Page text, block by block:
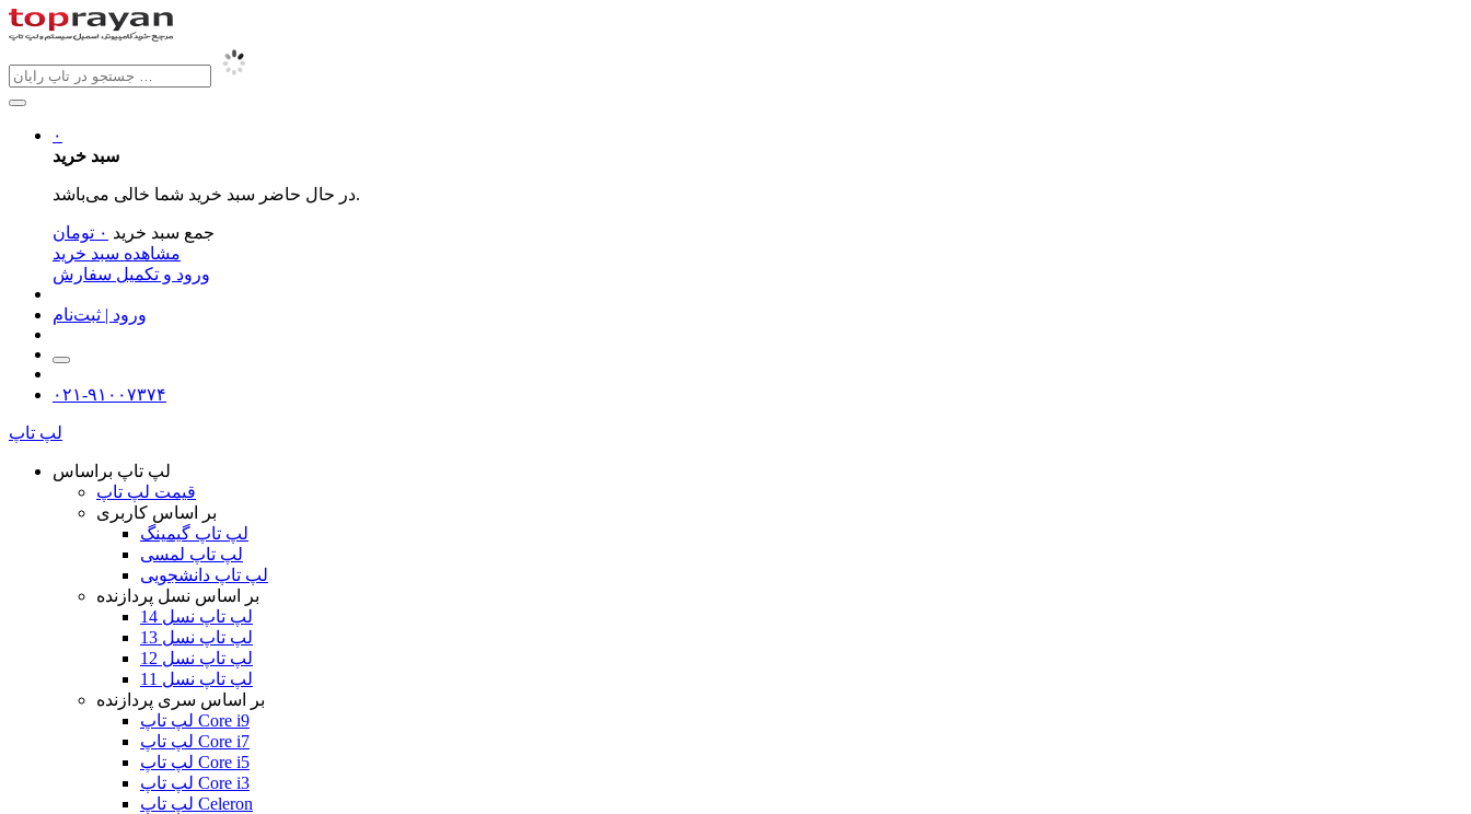
۰
سبد خرید
در حال حاضر سبد خرید شما خالی می‌باشد.
جمع سبد خرید ۰ تومان
مشاهده سبد خرید
ورود و تکمیل سفارش
ورود | ثبت‌نام
۰۲۱-۹۱۰۰۷۳۷۴
لپ تاپ
لپ تاپ براساس
قیمت لپ تاپ
بر اساس کاربری
لپ تاپ گیمینگ
لپ تاپ لمسی
لپ تاپ دانشجویی
بر اساس نسل پردازنده
لپ تاپ نسل 14
لپ تاپ نسل 13
لپ تاپ نسل 12
لپ تاپ نسل 11
بر اساس سری پردازنده
لپ تاپ Core i9
لپ تاپ Core i7
لپ تاپ Core i5
لپ تاپ Core i3
لپ تاپ Celeron